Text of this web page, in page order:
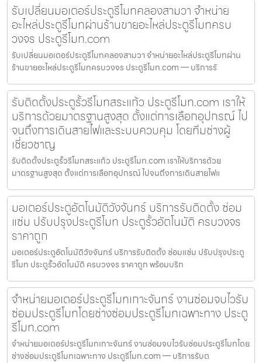
รับเปลี่ยนมอเตอร์ประตูรีโมทคลองสามวา จำหน่าย
อะไหล่ประตูรีโมทผ่านร้านขายอะไหล่ประตูรีโมทครบ
วงจร ประตูรีโมท.com
รับเปลี่ยนมอเตอร์ประตูรีโมทคลองสามวา จำหน่ายอะไหล่ประตูรีโมทผ่าน
ร้านขายอะไหล่ประตูรีโมทครบวงจร ประตูรีโมท.com — บริการรั
รับติดตั้งประตูรั้วรีโมทสระแก้ว ประตูรีโมท.com เราให้
บริการด้วยมาตรฐานสูงสุด ตั้งแต่การเลือกอุปกรณ์ ไป
จนถึงการเดินสายไฟและระบบควบคุม โดยทีมช่างผู้
เชี่ยวชาญ
รับติดตั้งประตูรั้วรีโมทสระแก้ว ประตูรีโมท.com เราให้บริการด้วย
มาตรฐานสูงสุด ตั้งแต่การเลือกอุปกรณ์ ไปจนถึงการเดินสายไฟแ
มอเตอร์ประตูอัตโนมัติวังจันทร์ บริการรับติดตั้ง ซ่อม
แซ่ม ปรับปรุงประตูรีโมท ประตูรั้วอัตโนมัติ ครบวงจร
ราคาถูก
มอเตอร์ประตูอัตโนมัติวังจันทร์ บริการรับติดตั้ง ซ่อมแซ่ม ปรับปรุงประตู
รีโมท ประตูรั้วอัตโนมัติ ครบวงจร ราคาถูก พร้อมบริก
จำหน่ายมอเตอร์ประตูรีโมทเกาะจันทร์ งานซ่อมจบไวรับ
ซ่อมประตูรีโมทโดยช่างซ่อมประตูรีโมทเฉพาะทาง ประตู
รีโมท.com
จำหน่ายมอเตอร์ประตูรีโมทเกาะจันทร์ งานซ่อมจบไวรับซ่อมประตูรีโมทโดย
ช่างซ่อมประตูรีโมทเฉพาะทาง ประตูรีโมท.com — บริการรับต